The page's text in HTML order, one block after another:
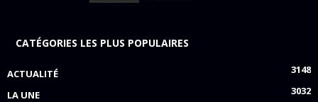
CATÉGORIES LES PLUS POPULAIRES
ACTUALITÉ
3148
LA UNE
3032